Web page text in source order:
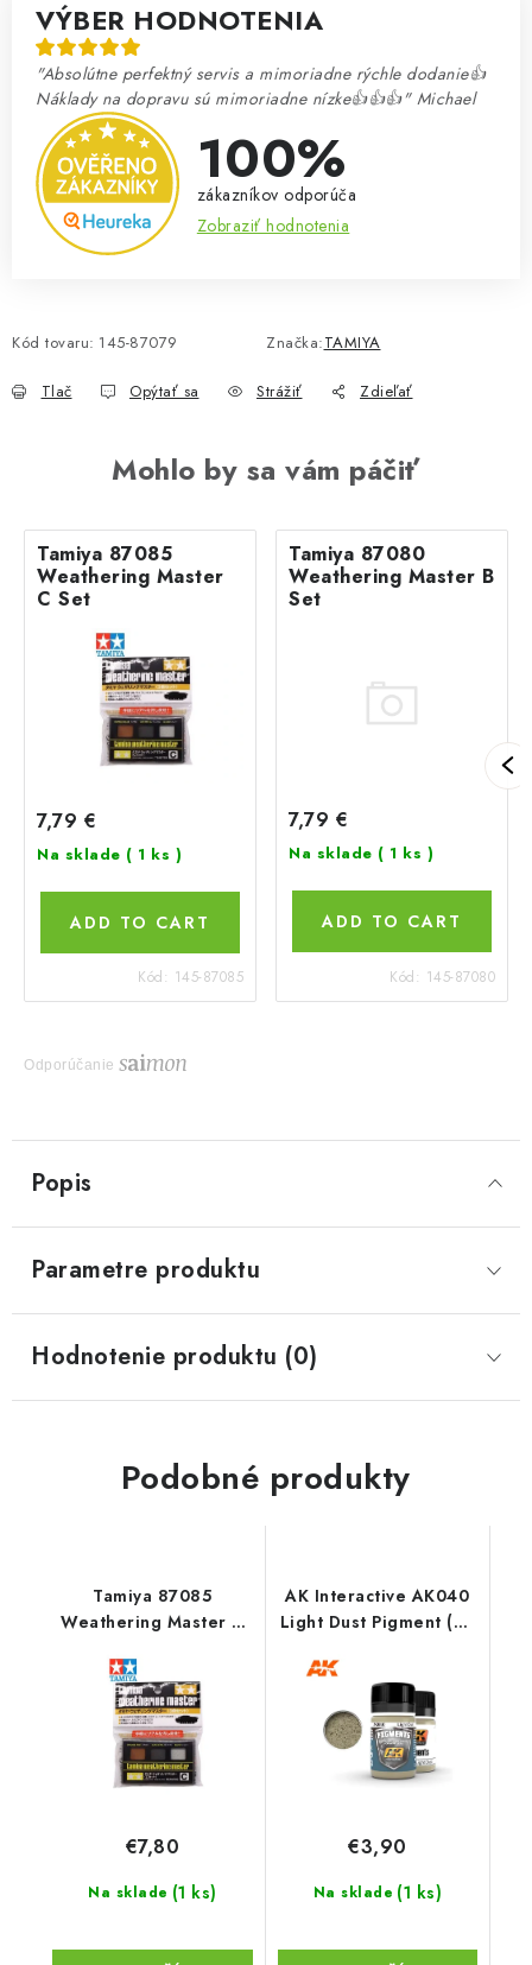
VÝBER HODNOTENIA
"Absolútne perfektný servis a mimoriadne rýchle dodanie👍
Náklady na dopravu sú mimoriadne nízke👍👍👍" Michael
100%
zákazníkov odporúča
Zobraziť hodnotenia
Kód tovaru: 145-87079 Značka:TAMIYA
Tlač Opýtať sa Strážiť Zdieľať
Mohlo by sa vám páčiť
Tamiya 87085
Weathering Master
C Set
7,79 €
Na sklade ( 1 ks )
ADD TO CART
Kód: 145-87085
Tamiya 87080
Weathering Master B
Set
7,79 €
Na sklade ( 1 ks )
ADD TO CART
Kód: 145-87080
Odporúčanie
Popis
Parametre produktu
Hodnotenie produktu (0)
Podobné produkty
Tamiya 87085
Weathering Master C
Na sklade (1 ks)
€7,80
AK Interactive AK040
Light Dust Pigment (35
Na sklade (1 ks)
€3,90